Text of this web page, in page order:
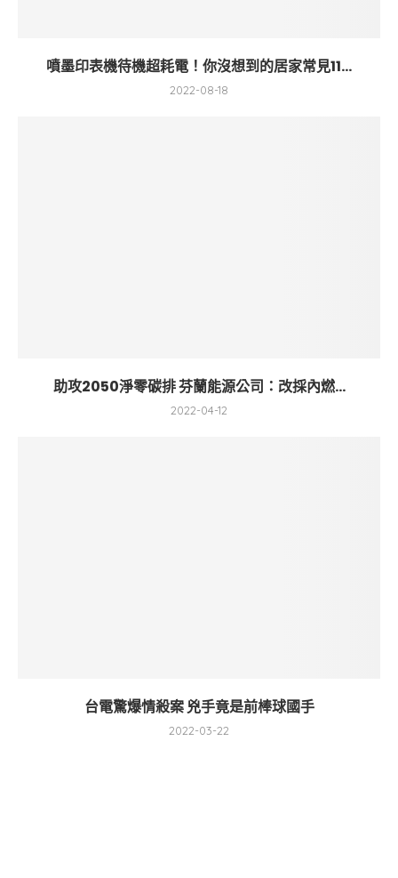
噴墨印表機待機超耗電！你沒想到的居家常見11...
2022-08-18
助攻2050淨零碳排 芬蘭能源公司：改採內燃...
2022-04-12
台電驚爆情殺案 兇手竟是前棒球國手
2022-03-22